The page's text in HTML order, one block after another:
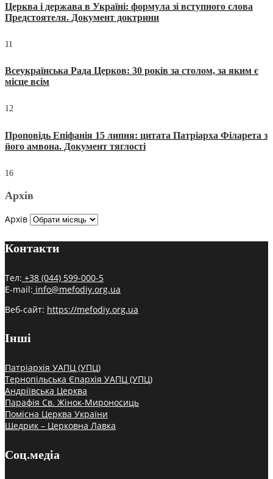
Церква і держава в Україні: формула зі вступного слова
Предстоятеля. Документ доктрини
11
Всеукраїнська Рада Церков: 30 років за столом, за яким є
місце всім
12
Проповідь Епіфанія 15 липня: цитата Патріарха Філарета з
його амвона. Документ тяглості
16
Архів
Архів
Контакти
Тел: +38 (044) 599-000-5
E-mail: info@mefodiy.org.ua
Веб-сайт: https://mefodiy.org.ua
Інші
Патріархія УАПЦ (УПЦ)
Тернопільська Єпархія УАПЦ (УПЦ)
Андріївська Церква
Парафія Св. Жінок-Мироносиць
Помісна Церква України
Щедрик – Церковна Лавка
Соц.медіа